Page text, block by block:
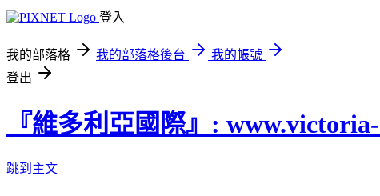
登入
我的部落格 我的部落格後台
我的帳號
登出
『維多利亞國際』:
跳到主文